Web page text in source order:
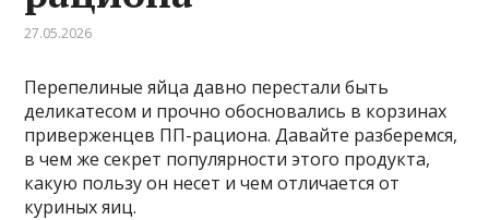
27.05.2026
Перепелиные яйца давно перестали быть
деликатесом и прочно обосновались в корзинах
приверженцев ПП-рациона. Давайте разберемся,
в чем же секрет популярности этого продукта,
какую пользу он несет и чем отличается от
куриных яиц.